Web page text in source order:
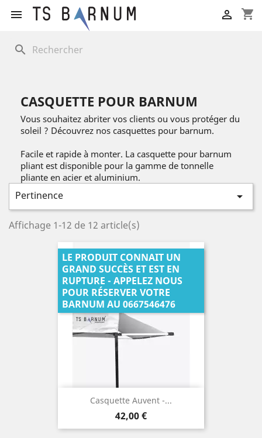
 shopping_cart

search
CASQUETTE POUR BARNUM
Vous souhaitez abriter vos clients ou vous protéger du
soleil ? Découvrez nos casquettes pour barnum.
Facile et rapide à monter. La casquette pour barnum
pliant est disponible pour la gamme de tonnelle
pliante en acier et aluminium.
Pertinence 
Affichage 1-12 de 12 article(s)
Casquette Auvent -...
Prix
42,00 €
LE PRODUIT CONNAIT UN
GRAND SUCCÈS ET EST EN
RUPTURE - APPELEZ NOUS
POUR RÉSERVER VOTRE
BARNUM AU 0667546476